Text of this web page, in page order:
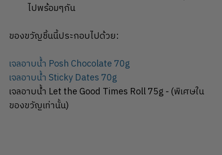
ไปพร้อมๆกัน
ของขวัญชิ้นนี้ประกอบไปด้วย:
เจลอาบน้ำ Posh Chocolate 70g
เจลอาบน้ำ Sticky Dates 70g
เจลอาบน้ำ Let the Good Times Roll 75g - (พิเศษใน
ของขวัญเท่านั้น)